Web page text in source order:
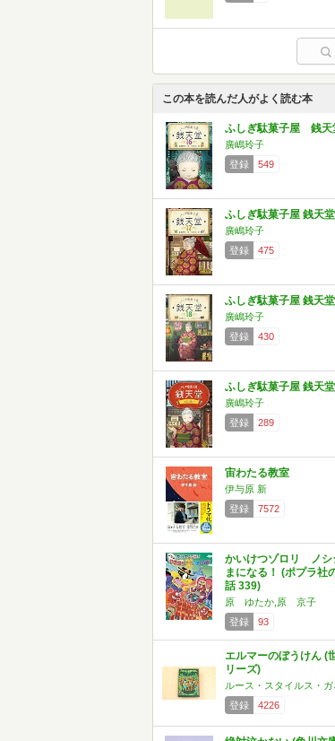
この本を読んだ人がよく読む本
ふしぎ駄菓子屋 銭天
廣嶋玲子
登録
549
ふしぎ駄菓子屋 銭天
廣嶋玲子
登録
475
ふしぎ駄菓子屋 銭天
廣嶋玲子
登録
430
ふしぎ駄菓子屋 銭天
廣嶋玲子
登録
289
宙わたる教室
伊与原 新
登録
7572
かいけつゾロリ ノシ
まになる！ (ポプラ社
話 339)
原 ゆたか,原 京子
登録
93
エルマーのぼうけん (
リーズ)
ルース・スタイルス・ガ
登録
4226